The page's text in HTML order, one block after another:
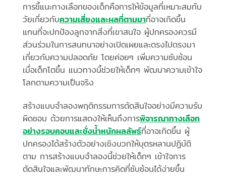
การชี้แนะทางเลือกของเด็กคือการให้ข้อมูลที่เหมาะสมกับ
วัยเกี่ยวกับความเสี่ยงและผลที่ตามมาที่อาจเกิดขึ้น
แทนที่จะปกป้องลูกจากสิ่งที่เขาสนใจ ผู้ปกครองควรมี
ส่วนร่วมในการสนทนาอย่างเปิดเผยและตรงไปตรงมา
เกี่ยวกับความปลอดภัย โดยค่อยๆ เพิ่มความซับซ้อน
เมื่อเด็กโตขึ้น แนวทางนี้ช่วยให้เด็กๆ พัฒนาความเข้าใจ
โลกตามความเป็นจริง
สร้างแบบจำลองพฤติกรรมการตัดสินใจอย่างมีความรับ
ผิดชอบ ด้วยการแสดงให้เห็นถึงการพิจารณาทางเลือก
อย่างรอบคอบและชั่งน้ำหนักผลลัพธ์ที่อาจเกิดขึ้น ผู้
ปกครองได้สร้างตัวอย่างเชิงบวกให้บุตรหลานปฏิบัติ
ตาม การสร้างแบบจำลองนี้ช่วยให้เด็กๆ เข้าใจการ
ตัดสินใจและพัฒนาทักษะการคิดที่ซับซ้อนได้ง่ายขึ้น